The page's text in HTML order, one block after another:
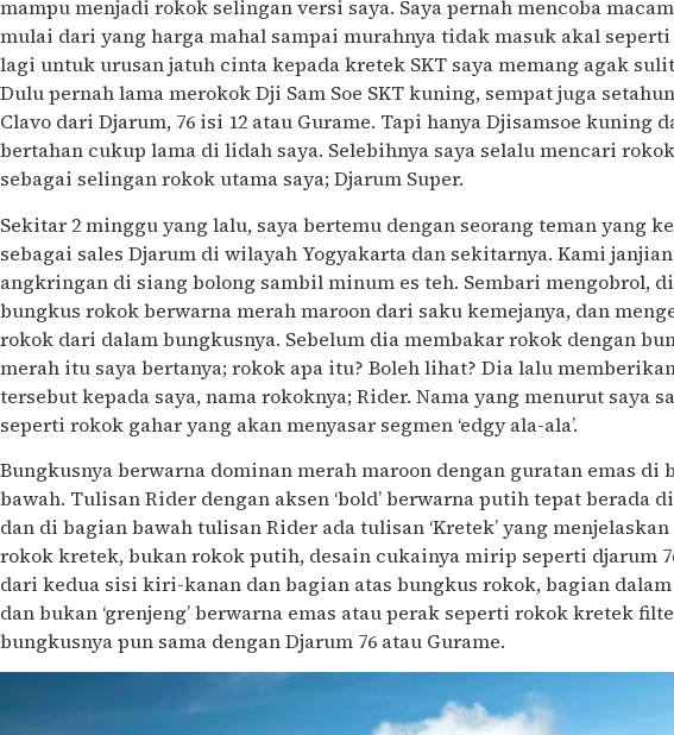
mampu menjadi rokok selingan versi saya. Saya pernah mencoba
mulai dari yang harga mahal sampai murahnya tidak masuk akal seperti
lagi untuk urusan jatuh cinta kepada kretek SKT saya memang agak
Dulu pernah lama merokok Dji Sam Soe SKT kuning, sempat juga
Clavo dari Djarum, 76 isi 12 atau Gurame. Tapi hanya Djisamsoe kuning
bertahan cukup lama di lidah saya. Selebihnya saya selalu mencari
sebagai selingan rokok utama saya; Djarum Super.
Sekitar 2 minggu yang lalu, saya bertemu dengan seorang teman yang
sebagai sales Djarum di wilayah Yogyakarta dan sekitarnya. Kami
angkringan di siang bolong sambil minum es teh. Sembari mengobrol,
bungkus rokok berwarna merah maroon dari saku kemejanya, dan
rokok dari dalam bungkusnya. Sebelum dia membakar rokok dengan
merah itu saya bertanya; rokok apa itu? Boleh lihat? Dia lalu
tersebut kepada saya, nama rokoknya; Rider. Nama yang menurut saya
seperti rokok gahar yang akan menyasar segmen ‘edgy ala-ala’.
Bungkusnya berwarna dominan merah maroon dengan guratan emas di
bawah. Tulisan Rider dengan aksen ‘bold’ berwarna putih tepat berada
dan di bagian bawah tulisan Rider ada tulisan ‘Kretek’ yang
rokok kretek, bukan rokok putih, desain cukainya mirip seperti djarum
dari kedua sisi kiri-kanan dan bagian atas bungkus rokok, bagian
dan bukan ‘grenjeng’ berwarna emas atau perak seperti rokok kretek
bungkusnya pun sama dengan Djarum 76 atau Gurame.